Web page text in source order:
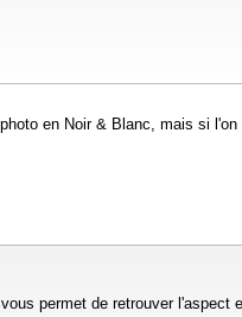
en Noir & Blanc, mais si
permet de retrouver